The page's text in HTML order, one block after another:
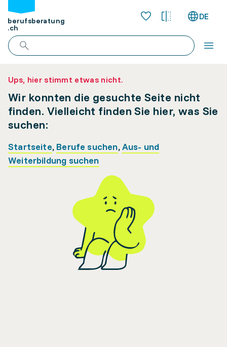
berufsberatung
.ch
DE
Ups, hier stimmt etwas nicht.
Wir konnten die gesuchte Seite nicht
finden. Vielleicht finden Sie hier, was Sie
suchen:
Startseite, Berufe suchen,Aus- und
Weiterbildung suchen